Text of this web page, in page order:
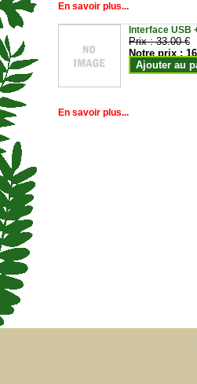
En savoir plus...
Interface USB
Prix :33.00 €
Notre prix :
Ajouter au
En savoir plus...